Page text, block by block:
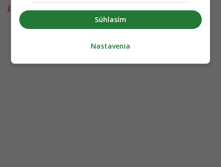
podnikateľské príbehy
Súhlasím
Nastavenia